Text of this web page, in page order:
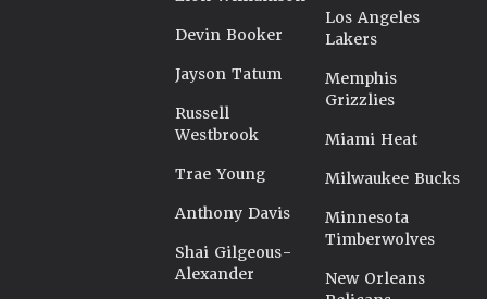
Devin Booker
Jayson Tatum
Russell
Westbrook
Trae Young
Anthony Davis
Shai Gilgeous-
Alexander
Los Angeles
Lakers
Memphis
Grizzlies
Miami Heat
Milwaukee Bucks
Minnesota
Timberwolves
New Orleans